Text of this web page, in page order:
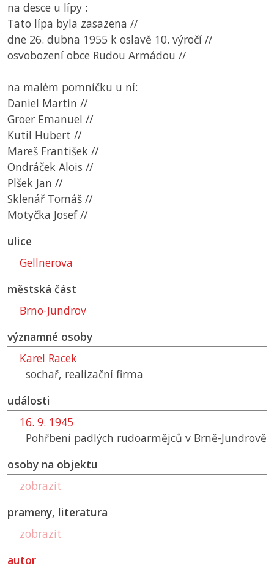
na desce u lípy :
Tato lípa byla zasazena //
dne 26. dubna 1955 k oslavě 10. výročí //
osvobození obce Rudou Armádou //
na malém pomníčku u ní:
Daniel Martin //
Groer Emanuel //
Kutil Hubert //
Mareš František //
Ondráček Alois //
Plšek Jan //
Sklenář Tomáš //
Motyčka Josef //
ulice
Gellnerova
městská část
Brno-Jundrov
významné osoby
Karel Racek
sochař, realizační firma
události
16. 9. 1945
Pohřbení padlých rudoarmějců v Brně-Jundrově
osoby na objektu
zobrazit
prameny, literatura
zobrazit
autor